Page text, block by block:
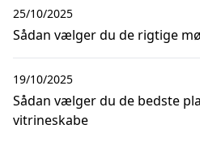
Sådan vælger du de rigtige
25/10/2025
Sådan vælger du de bedste
vitrineskabe
19/10/2025